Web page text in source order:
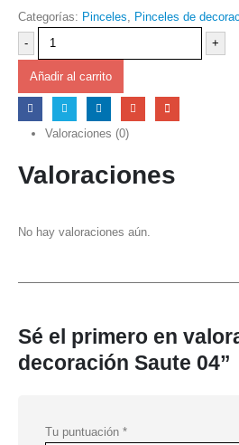
Categorías: Pinceles, Pinceles de
-
+
Añadir al carrito
Valoraciones (0)
Valoraciones
No hay valoraciones aún.
Sé el primero en
decoración Saute 04”
Tu puntuación *